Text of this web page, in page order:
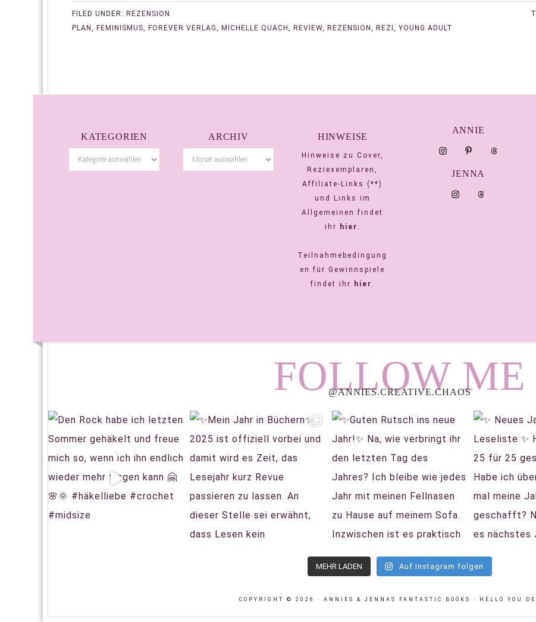
FILED UNDER: REZENSION
PLAN, FEMINISMUS, FOREVER VERLAG, MICHELLE QUACH, REVIEW, REZENSION, REZI, YOUNG ADULT
KATEGORIEN ARCHIV HINWEISE
Hinweise zu Cover,
Reziexemplaren,
Affiliate-Links (**)
und Links im
Allgemeinen findet
ihr
hier .
Teilnahmebedingung
en für Gewinnspiele
findet ihr
hier .
ANNIE
JENNA
FOLLOW ME
@ANNIES.CREATIVE.CHAOS
MEHR LADEN Auf Instagram folgen
COPYRIGHT © 2026 · ANNIES & JENNAS FANTASTIC BOOKS · HELLO YOU